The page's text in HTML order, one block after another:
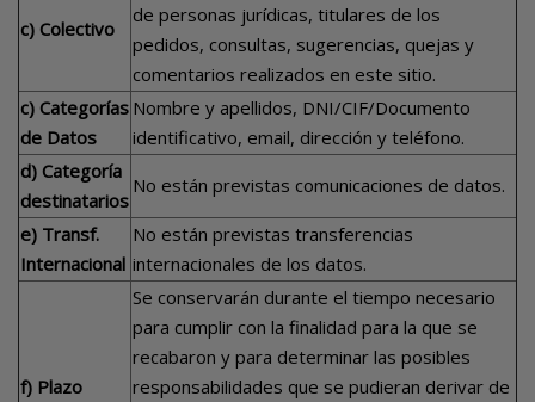
c) Colectivo
de personas jurídicas, titulares de los
pedidos, consultas, sugerencias, quejas y
comentarios realizados en este sitio.
c) Categorías
de Datos
Nombre y apellidos, DNI/CIF/Documento
identificativo, email, dirección y teléfono.
d) Categoría
destinatarios
No están previstas comunicaciones de datos.
e) Transf.
Internacional
No están previstas transferencias
internacionales de los datos.
f) Plazo
Se conservarán durante el tiempo necesario
para cumplir con la finalidad para la que se
recabaron y para determinar las posibles
responsabilidades que se pudieran derivar de